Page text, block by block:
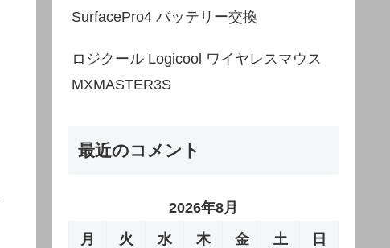
SurfacePro4 バッテリー交換
ロジクール Logicool ワイヤレスマウス
MXMASTER3S
最近のコメント
2026年8月
月
火 水 木 金 土
日